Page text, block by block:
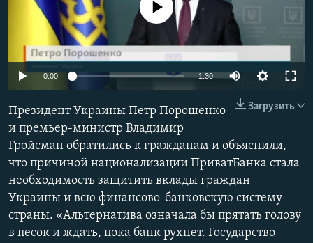
ПОБЕДИТЕЛЕЙ НЕ СУДЯТ?
КРЫМ.НЕПОКОРЕННЫЙ
ELIFBE
УКРАИНСКАЯ ПРОБЛЕМА КРЫМА
ПРИСОЕДИНЯЙТЕСЬ!
Все сайты RFE/RL
No media source currently available
0:00 1:30
Загрузить
Президент Украины Петр Порошенко
и премьер-министр Владимир
Гройсман обратились к гражданам и объяснили,
что причиной национализации ПриватБанка стала
необходимость защитить вклады граждан
Украины и всю финансово-банковскую систему
страны. «Альтернатива означала бы прятать голову
в песок и ждать, пока банк рухнет. Государство